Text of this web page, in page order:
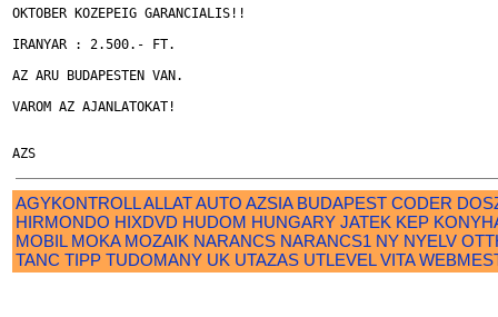
OKTOBER KOZEPEIG GARANCIALIS!!
IRANYAR : 2.500.- FT.
AZ ARU BUDAPESTEN VAN.
VAROM AZ AJANLATOKAT!
AGYKONTROLLALLATAUTO AZSIA BUDAPEST CODER
HIRMONDO HIXDVD HUDOM HUNGARY JATEK KEP
MOBIL MOKA MOZAIK NARANCS NARANCS1 NY NYELV
TANC TIPP TUDOMANY UK UTAZAS UTLEVEL VITA